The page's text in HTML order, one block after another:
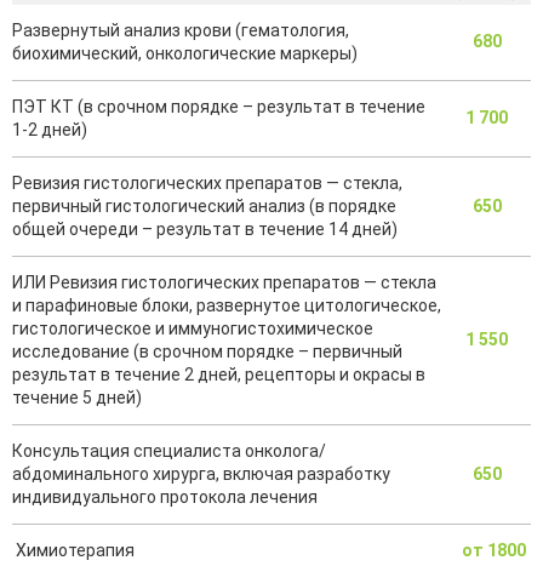
Развернутый анализ крови (гематология,
биохимический, онкологические маркеры)
680
ПЭТ КТ (в срочном порядке – результат в течение
1-2 дней)
1 700
Ревизия гистологических препаратов — стекла,
первичный гистологический анализ (в порядке
общей очереди – результат в течение 14 дней)
650
ИЛИ Ревизия гистологических препаратов — стекла
и парафиновые блоки, развернутое цитологическое,
гистологическое и иммуногистохимическое
исследование (в срочном порядке – первичный
результат в течение 2 дней, рецепторы и окрасы в
течение 5 дней)
1 550
Консультация специалиста онколога/
абдоминального хирурга, включая разработку
индивидуального протокола лечения
650
Химиотерапия от 1800